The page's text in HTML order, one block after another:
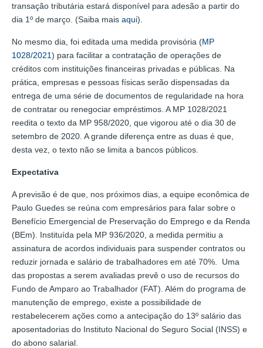
transação tributária estará disponível para adesão a partir do
dia 1º de março. (Saiba mais aqui).
No mesmo dia, foi editada uma medida provisória (MP
1028/2021) para facilitar a contratação de operações de
créditos com instituições financeiras privadas e públicas. Na
prática, empresas e pessoas físicas serão dispensadas da
entrega de uma série de documentos de regularidade na hora
de contratar ou renegociar empréstimos. A MP 1028/2021
reedita o texto da MP 958/2020, que vigorou até o dia 30 de
setembro de 2020. A grande diferença entre as duas é que,
desta vez, o texto não se limita a bancos públicos.
Expectativa
A previsão é de que, nos próximos dias, a equipe econômica de
Paulo Guedes se reúna com empresários para falar sobre o
Benefício Emergencial de Preservação do Emprego e da Renda
(BEm). Instituída pela MP 936/2020, a medida permitiu a
assinatura de acordos individuais para suspender contratos ou
reduzir jornada e salário de trabalhadores em até 70%. Uma
das propostas a serem avaliadas prevê o uso de recursos do
Fundo de Amparo ao Trabalhador (FAT). Além do programa de
manutenção de emprego, existe a possibilidade de
restabelecerem ações como a antecipação do 13º salário das
aposentadorias do Instituto Nacional do Seguro Social (INSS) e
do abono salarial.